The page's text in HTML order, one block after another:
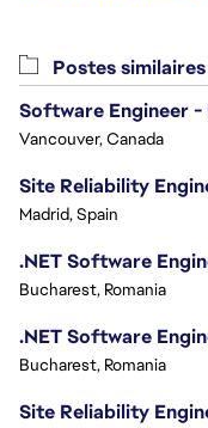
Postes similaires
Software Engineer -
Vancouver, Canada
Site Reliability
Madrid, Spain
.NET Software
Bucharest, Romania
.NET Software
Bucharest, Romania
Site Reliability